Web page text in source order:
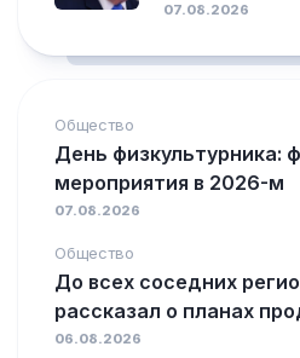
07.08.2026
Общество
День физкультурника:
мероприятия в 2026-м
07.08.2026
Общество
До всех соседних
рассказал о планах
06.08.2026